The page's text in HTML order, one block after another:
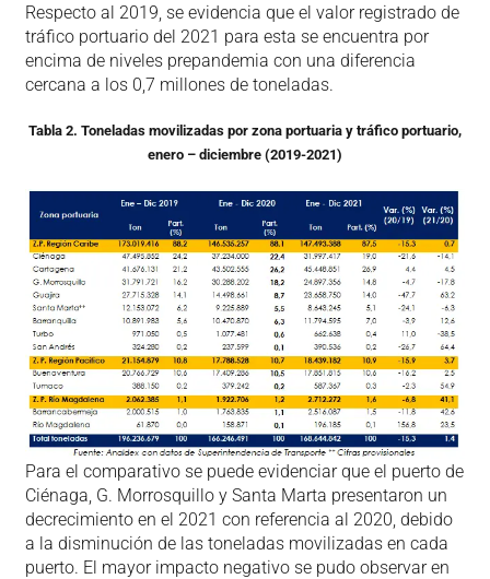
Respecto al 2019, se evidencia que el valor registrado de
tráfico portuario del 2021 para esta se encuentra por
encima de niveles prepandemia con una diferencia
cercana a los 0,7 millones de toneladas.
Tabla 2. Toneladas movilizadas por zona portuaria y tráfico portuario,
enero – diciembre (2019-2021)
Para el comparativo se puede evidenciar que el puerto de
Ciénaga, G. Morrosquillo y Santa Marta presentaron un
decrecimiento en el 2021 con referencia al 2020, debido
a la disminución de las toneladas movilizadas en cada
puerto. El mayor impacto negativo se pudo observar en